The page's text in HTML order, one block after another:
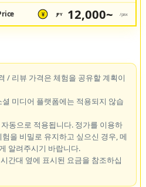
¥ JPY 12,000~ /pax
/ 리뷰 가격은 체험을 공유할 계획이
미디어 플랫폼에는 적용되지 않습
동으로 적용됩니다. 정가를 이용하
을 비밀로 유지하고 싶으신 경우, 메
알려주시기 바랍니다.
간대 옆에 표시된 요금을 참조하십